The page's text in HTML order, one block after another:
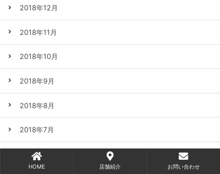
2018年12月
2018年11月
2018年10月
2018年9月
2018年8月
2018年7月
2018年6月
HOME 店舗紹介 お問い合わせ